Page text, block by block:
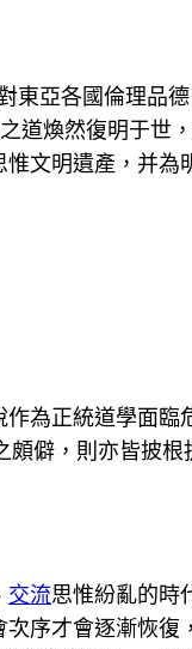
東亞各國倫理品
道煥然復明于世
文明遺產，并為
作為正統道學面臨
僻，則亦皆披
交流思惟紛亂的時
序才會逐漸恢復